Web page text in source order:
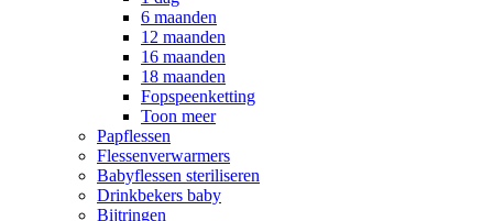
6 maanden
12 maanden
16 maanden
18 maanden
Fopspeenketting
Toon meer
Papflessen
Flessenverwarmers
Babyflessen steriliseren
Drinkbekers baby
Bijtringen